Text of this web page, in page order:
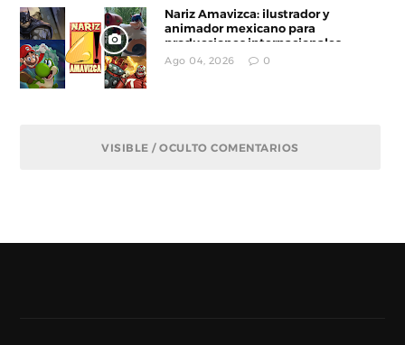
Nariz Amavizca: ilustrador y
animador mexicano para
producciones internacionales
Ago 04, 2026 0
VISIBLE / OCULTO COMENTARIOS